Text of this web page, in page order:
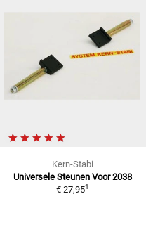
Kern-Stabi
Universele Steunen Voor 2038
€ 27,951